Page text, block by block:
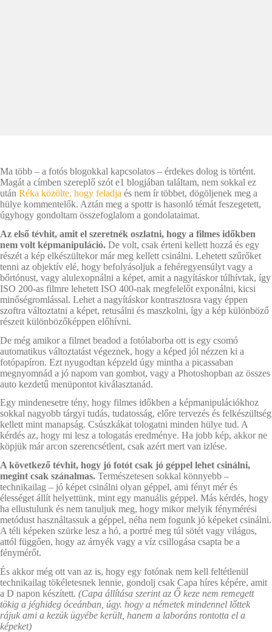
Ma több – a fotós blogokkal kapcsolatos – érdekes dolog is történt.
Magát a címben szereplő szót e1 blogjában találtam, nem sokkal ez
után Réka közölte, hogy feladja és nem ír többet, dögöljenek meg a
hülye kommentelők. Aztán meg a spottr is hasonló témát feszegetett,
úgyhogy gondoltam összefoglalom a gondolataimat.
Az első tévhit, amit el szeretnék oszlatni, hogy a filmes időkben
nem volt képmanipuláció. De volt, csak érteni kellett hozzá és egy
részét a kép elkészültekor már meg kellett csinálni. Lehetett szűrőket
tenni az objektív elé, hogy befolyásoljuk a fehéregyensúlyt vagy a
bőrtónust, vagy alulexopnálni a képet, amit a nagyításkor túlhívtak, így
ISO 200-as filmre lehetett ISO 400-nak megfelelőt exponálni, kicsi
minőségromlással. Lehet a nagyításkor kontrasztosra vagy éppen
szoftra változtatni a képet, retusálni és maszkolni, így a kép különböző
részeit különbözőképpen előhívni.
De még amikor a filmet beadod a fotólaborba ott is egy csomó
automatikus változtatást végeznek, hogy a képed jól nézzen ki a
fotópapíron. Ezt nyugodtan képzeld úgy mintha a picassaban
megnyomnád a jó napom van gombot, vagy a Photoshopban az összes
auto kezdetű menüpontot kiválasztanád.
Egy mindenesetre tény, hogy filmes időkben a képmanipulációkhoz
sokkal nagyobb tárgyi tudás, tudatosság, előre tervezés és felkészültség
kellett mint manapság. Csúszkákat tologatni minden hülye tud. A
kérdés az, hogy mi lesz a tologatás eredménye. Ha jobb kép, akkor ne
köpjük már arcon szerencsétlent, csak azért mert van izlése.
A következő tévhit, hogy jó fotót csak jó géppel lehet csinálni,
megint csak szánalmas. Természetesen sokkal könnyebb –
technikailag – jó képet csinálni olyan géppel, ami fényt mér és
élességet állít helyettünk, mint egy manuális géppel. Más kérdés, hogy
ha ellustulunk és nem tanuljuk meg, hogy mikor melyik fénymérési
metódust használtassuk a géppel, néha nem fogunk jó képeket csinálni.
A téli képeken szürke lesz a hó, a portré meg túl sötét vagy világos,
attól függően, hogy az árnyék vagy a víz csillogása csapta be a
fénymérőt.
És akkor még ott van az is, hogy egy fotónak nem kell feltétlenül
technikailag tökéletesnek lennie, gondolj csak Capa híres képére, amit
a D napon készített. (Capa állítása szerint az Ő keze nem remegett
tökig a jéghideg óceánban, úgy. hogy a németek mindennel lőttek
rájuk ami a kezük ügyébe került, hanem a laboráns rontotta el a
képeket)